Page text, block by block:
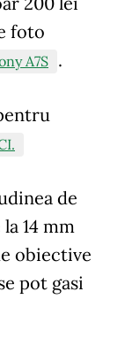
foto
A7S .
de
14 mm
obiective
pot gasi